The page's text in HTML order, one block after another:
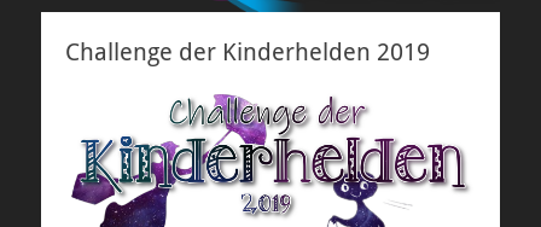
Challenge der Kinderhelden 2019